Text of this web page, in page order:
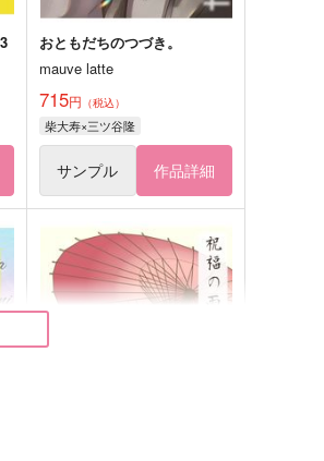
おともだちのつづき。
mauve latte
715円 （税込）
柴大寿×三ツ谷隆
サンプル 作品詳細